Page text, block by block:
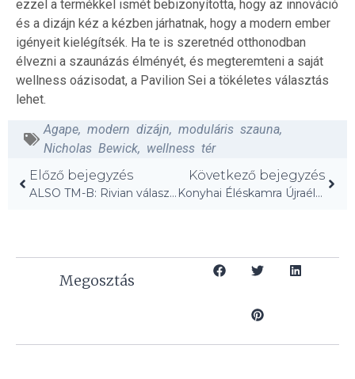
ezzel a termékkel ismét bebizonyította, hogy az innováció
és a dizájn kéz a kézben járhatnak, hogy a modern ember
igényeit kielégítsék. Ha te is szeretnéd otthonodban
élvezni a szaunázás élményét, és megteremteni a saját
wellness oázisodat, a Pavilion Sei a tökéletes választás
lehet.
Agape, modern dizájn, moduláris szauna,
Nicholas Bewick, wellness tér
Előző bejegyzés
ALSO TM-B: Rivian válasza az elektromos kerékpárra!
Következő bejegyzés
Konyhai Éléskamra Újraélesztése: 19 Tervezési Tipp!
Megosztás